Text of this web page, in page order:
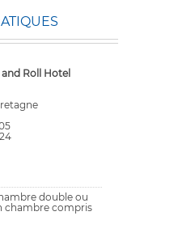
Roll Hotel
double ou
chambre compris